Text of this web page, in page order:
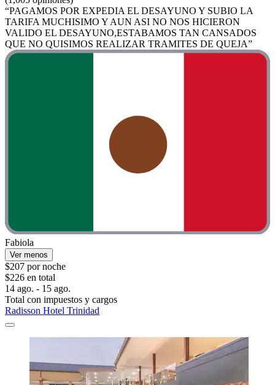
“PAGAMOS POR EXPEDIA EL DESAYUNO Y SUBIO LA
TARIFA MUCHISIMO Y AUN ASI NO NOS HICIERON
VALIDO EL DESAYUNO,ESTABAMOS TAN CANSADOS
QUE NO QUISIMOS REALIZAR TRAMITES DE QUEJA”
Fabiola
Ver menos
$207 por noche
$226 en total
14 ago. - 15 ago.
Total con impuestos y cargos
Radisson Hotel Trinidad